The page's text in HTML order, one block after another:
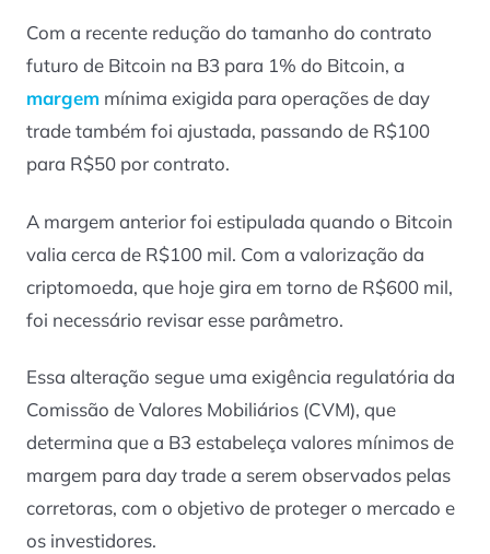
Com a recente redução do tamanho do contrato
futuro de Bitcoin na B3 para 1% do Bitcoin, a
margem mínima exigida para operações de day
trade também foi ajustada, passando de R$100
para R$50 por contrato.
A margem anterior foi estipulada quando o Bitcoin
valia cerca de R$100 mil. Com a valorização da
criptomoeda, que hoje gira em torno de R$600 mil,
foi necessário revisar esse parâmetro.
Essa alteração segue uma exigência regulatória da
Comissão de Valores Mobiliários (CVM), que
determina que a B3 estabeleça valores mínimos de
margem para day trade a serem observados pelas
corretoras, com o objetivo de proteger o mercado e
os investidores.